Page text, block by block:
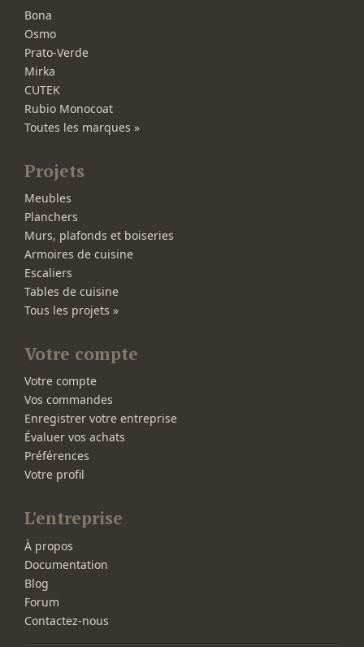
Bona
Osmo
Prato-Verde
Mirka
CUTEK
Rubio Monocoat
Toutes les marques »
Projets
Meubles
Planchers
Murs, plafonds et boiseries
Armoires de cuisine
Escaliers
Tables de cuisine
Tous les projets »
Votre compte
Votre compte
Vos commandes
Enregistrer votre entreprise
Évaluer vos achats
Préférences
Votre profil
L'entreprise
À propos
Documentation
Blog
Forum
Contactez-nous